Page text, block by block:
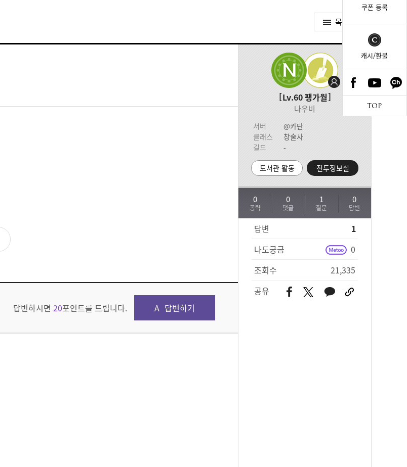
목록가기
Lv.60팽가월
나우비
서버
@카단
클래스
창술사
길드
-
도서관 활동 전투정보실
공략
0
댓글
0
질문
1
답변
0
답변
1
나도궁금
0
조회수
21,335
공유
답변하시면 20포인트를 드립니다. 답변하기
쿠폰 등록
캐시/환불
TOP